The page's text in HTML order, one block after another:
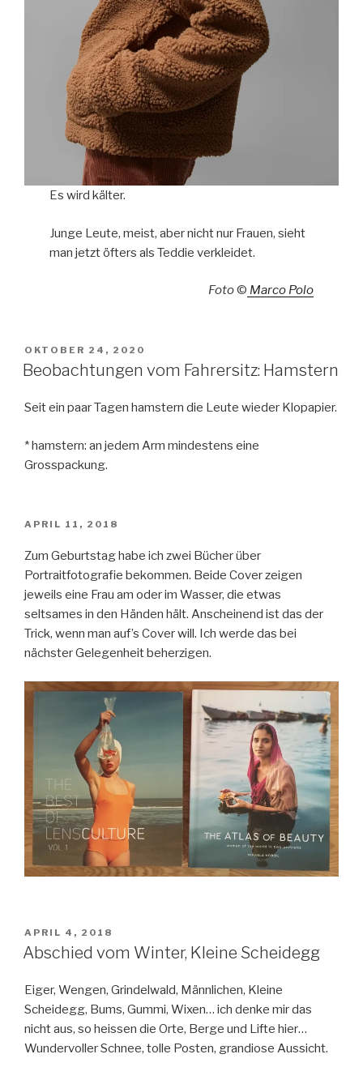
Es wird kälter.
Junge Leute, meist, aber nicht nur Frauen, sieht
man jetzt öfters als Teddie verkleidet.
Foto© Marco Polo
VERÖFFENTLICHT
AM
OKTOBER 24, 2020
Beobachtungen vom Fahrersitz: Hamstern
Seit ein paar Tagen hamstern die Leute wieder Klopapier.
* hamstern: an jedem Arm mindestens eine
Grosspackung.
VERÖFFENTLICHT
APRIL 11, 2018
Zum Geburtstag habe ich zwei Bücher über
Portraitfotografie bekommen. Beide Cover zeigen
jeweils eine Frau am oder im Wasser, die etwas
seltsames in den Händen hält. Anscheinend ist das der
Trick, wenn man auf’s Cover will. Ich werde das bei
nächster Gelegenheit beherzigen.
VERÖFFENTLICHT
AM
APRIL 4, 2018
Abschied vom Winter, Kleine Scheidegg
Eiger, Wengen, Grindelwald, Männlichen, Kleine
Scheidegg, Bums, Gummi, Wixen… ich denke mir das
nicht aus, so heissen die Orte, Berge und Lifte hier…
Wundervoller Schnee, tolle Posten, grandiose Aussicht.